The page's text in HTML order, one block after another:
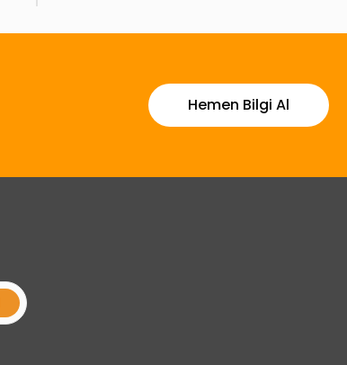
Hemen Bilgi Al